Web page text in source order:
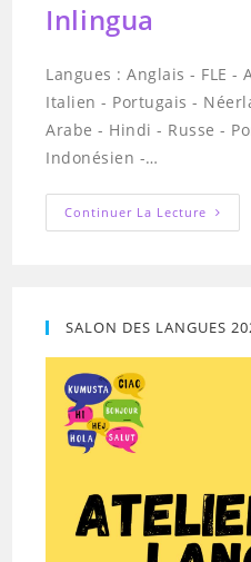
Inlingua
Langues : Anglais - FLE -
Italien - Portugais -
Arabe - Hindi - Russe -
Indonésien -…
Continuer La Lecture
SALON DES LANGUES